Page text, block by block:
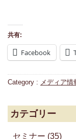
共有:
Facebook
Category : メディア情
カテゴリー
セミナー (35)